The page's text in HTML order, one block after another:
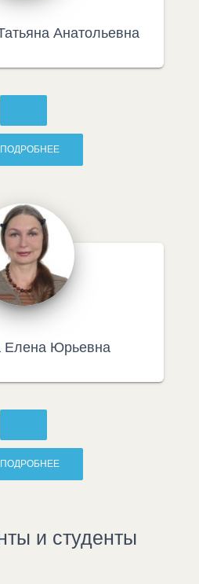
Анатольевна
ПОДРОБНЕЕ
Елена Юрьевна
ПОДРОБНЕЕ
и студенты